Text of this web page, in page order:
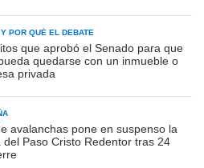
POR QUÉ EL DEBATE
que aprobó el Senado para que
quedarse con un inmueble o
privada
avalanchas pone en suspenso la
del Paso Cristo Redentor tras 24